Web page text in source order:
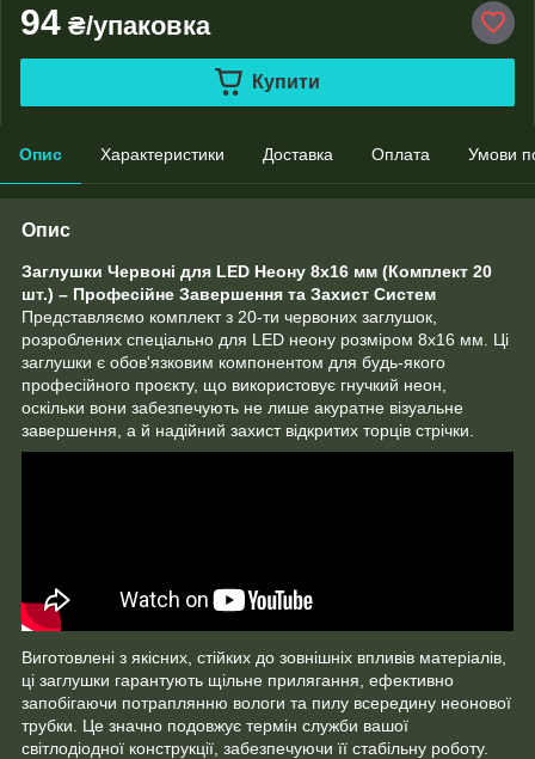
94 ₴/упаковка
Купити
Опис Характеристики Доставка Оплата Умови
Опис
Заглушки Червоні для LED Неону 8х16 мм (Комплект 20
шт.) – Професійне Завершення та Захист Систем
Представляємо комплект з 20-ти червоних заглушок,
розроблених спеціально для LED неону розміром 8х16 мм. Ці
заглушки є обов'язковим компонентом для будь-якого
професійного проєкту, що використовує гнучкий неон,
оскільки вони забезпечують не лише акуратне візуальне
завершення, а й надійний захист відкритих торців стрічки.
Виготовлені з якісних, стійких до зовнішніх впливів матеріалів,
ці заглушки гарантують щільне прилягання, ефективно
запобігаючи потраплянню вологи та пилу всередину неонової
трубки. Це значно подовжує термін служби вашої
світлодіодної конструкції, забезпечуючи її стабільну роботу.